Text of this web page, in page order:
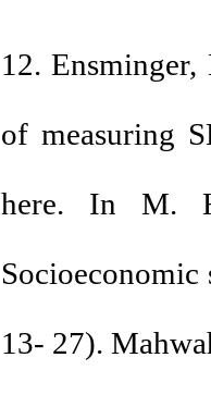
12.
of measuring
here. In M.
Socioeconomic
13- 27).